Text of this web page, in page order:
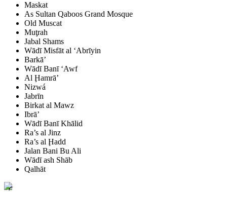
Maskat
As Sultan Qaboos Grand Mosque
Old Muscat
Muţrah
Jabal Shams
Wādī Misfāt al ‘Abrīyin
Barkā’
Wādī Banī ‘Awf
Al Ḩamrā’
Nizwá
Jabrīn
Birkat al Mawz
Ibrā’
Wādī Banī Khālid
Ra’s al Jinz
Ra’s al Ḩadd
Jalan Bani Bu Ali
Wādī ash Shāb
Qalhāt